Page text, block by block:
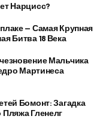
Нарцисс?
— Самая Крупная
Битва 18 Века
Мальчика
Мартинеса
Бомонт: Загадка
Гленелг